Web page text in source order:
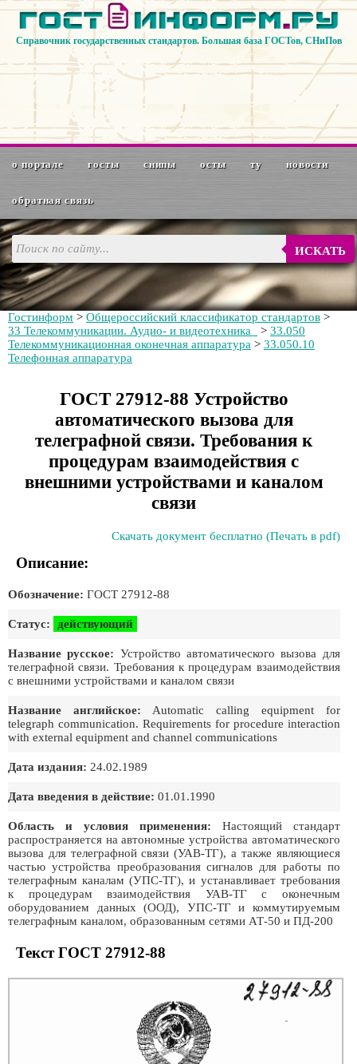
Справочник государственных стандартов. Большая база ГОСТов, СНиПов
о портале госты снипы осты ту новости
обратная связь
ИСКАТЬ
Гостинформ > Общероссийский классификатор стандартов >
33 Телекоммуникации. Аудио- и видеотехника
> 33.050
Телекоммуникационная оконечная аппаратура > 33.050.10
Телефонная аппаратура
ГОСТ 27912-88 Устройство
автоматического вызова для
телеграфной связи. Требования к
процедурам взаимодействия с
внешними устройствами и каналом
связи
Скачать документ бесплатно (Печать в pdf)
Описание:
Обозначение: ГОСТ 27912-88
Статус: действующий
Название русское: Устройство автоматического вызова для
телеграфной связи. Требования к процедурам взаимодействия
с внешними устройствами и каналом связи
Название английское: Automatic calling equipment for
telegraph communication. Requirements for procedure interaction
with external equipment and channel communications
Дата издания: 24.02.1989
Дата введения в действие: 01.01.1990
Область и условия применения: Настоящий стандарт
распространяется на автономные устройства автоматического
вызова для телеграфной связи (УАВ-ТГ), а также являющиеся
частью устройства преобразования сигналов для работы по
телеграфным каналам (УПС-ТГ), и устанавливает требования
к процедурам взаимодействия УАВ-ТГ с оконечным
оборудованием данных (ООД), УПС-ТГ и коммутируемым
телеграфным каналом, образованным сетями АТ-50 и ПД-200
Текст ГОСТ 27912-88